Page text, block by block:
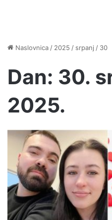
Naslovnica / 2025 / srpanj / 30
Dan: 30.
2025.